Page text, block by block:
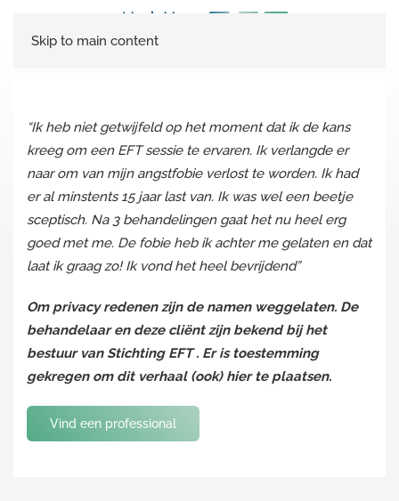
Skip to main content
“Ik heb niet getwijfeld op het moment dat ik de kans
kreeg om een EFT sessie te ervaren. Ik verlangde er
naar om van mijn angstfobie verlost te worden. Ik had
er al minstents 15 jaar last van. Ik was wel een beetje
sceptisch. Na 3 behandelingen gaat het nu heel erg
goed met me. De fobie heb ik achter me gelaten en dat
laat ik graag zo! Ik vond het heel bevrijdend”
Om privacy redenen zijn de namen weggelaten. De
behandelaar en deze cliënt zijn bekend bij het
bestuur van Stichting EFT . Er is toestemming
gekregen om dit verhaal (ook) hier te plaatsen.
Vind een professional